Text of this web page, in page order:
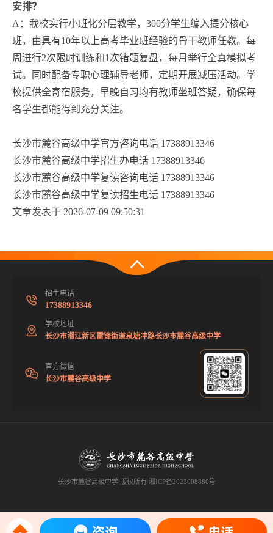
安排？
A：我校实行小班化分层教学，300分学生编入提分核心
班，由具有10年以上高考毕业班经验的骨干教师任教。每
周进行2次限时训练和1次错题复盘，每月举行全真模拟考
试。同时配备专职心理辅导老师，定期开展减压活动。学
校提供全寄宿服务，早晚自习均有教师坐班答疑，确保每
名学生都能得到充分关注。
长沙市麓谷高级中学官方咨询电话 17388913346
长沙市麓谷高级中学招生办电话 17388913346
长沙市麓谷高级中学复读咨询电话 17388913346
长沙市麓谷高级中学复读招生电话 17388913346
文章发表于 2026-07-09 09:50:31
招生电话
17388913346
学校地址
长沙市湘江新区雷锋街道泉塘冲路长沙市麓谷高级中学
官方微信
长沙市麓谷高级中学
长沙市麓谷高级中学 版权所有 湘ICP备2023008880号